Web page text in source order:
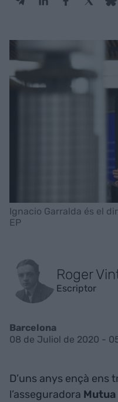
Ignacio Garralda és el
EP
Roger
Escriptor
Barcelona
08 de Juliol de 2020 -
D’uns anys ençà ens
l’asseguradora